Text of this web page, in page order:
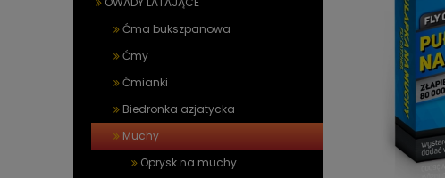
Ćma bukszpanowa
Ćmy
Ćmianki
Biedronka azjatycka
Muchy
Oprysk na muchy